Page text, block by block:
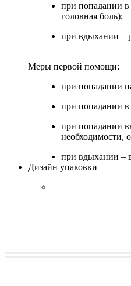
при попадании в
головная боль);
при вдыхании –
Меры первой помощи:
при попадании
при попадании в
при попадании
необходимости,
при вдыхании –
Дизайн упаковки